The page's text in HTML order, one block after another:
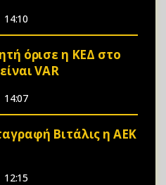
14:10
όρισε η ΚΕΔ στο
VAR
14:07
Βιτάλις η ΑΕΚ
12:15